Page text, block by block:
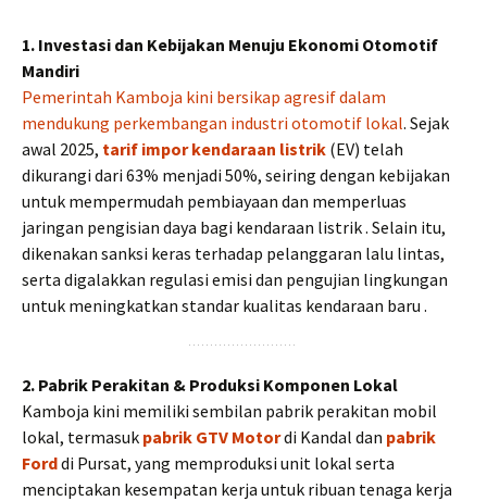
1. Investasi dan Kebijakan Menuju Ekonomi Otomotif
Mandiri
Pemerintah Kamboja kini bersikap agresif dalam
mendukung perkembangan industri otomotif lokal. Sejak
awal 2025, tarif impor kendaraan listrik (EV) telah
dikurangi dari 63% menjadi 50%, seiring dengan kebijakan
untuk mempermudah pembiayaan dan memperluas
jaringan pengisian daya bagi kendaraan listrik . Selain itu,
dikenakan sanksi keras terhadap pelanggaran lalu lintas,
serta digalakkan regulasi emisi dan pengujian lingkungan
untuk meningkatkan standar kualitas kendaraan baru .
2. Pabrik Perakitan & Produksi Komponen Lokal
Kamboja kini memiliki sembilan pabrik perakitan mobil
lokal, termasuk pabrik GTV Motordi Kandal dan pabrik
Forddi Pursat, yang memproduksi unit lokal serta
menciptakan kesempatan kerja untuk ribuan tenaga kerja